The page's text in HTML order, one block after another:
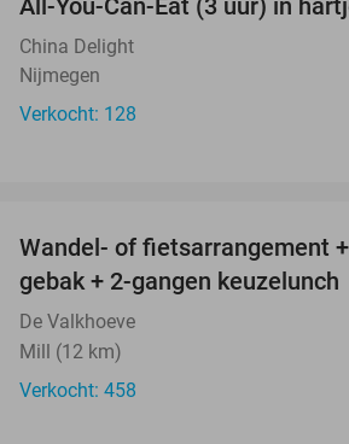
All-You-Can-Eat (3 uur) in
China Delight
Nijmegen
Verkocht: 128
Wandel- of fietsarrangement
gebak + 2-gangen keuzelunch
De Valkhoeve
Mill (12 km)
Verkocht: 458